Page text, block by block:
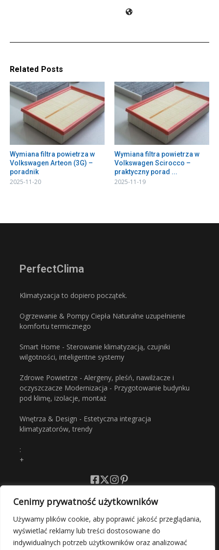
Cenimy prywatność użytkowników
Używamy plików cookie, aby poprawić jakość przeglądania,
wyświetlać reklamy lub treści dostosowane do
indywidualnych potrzeb użytkowników oraz analizować
Related Posts
Wymiana filtra powietrza w
Volkswagen Arteon (3G) –
poradnik
2025-11-20
Wymiana filtra powietrza w
Volkswagen Scirocco –
praktyczny porad ...
2025-11-19
PerfectClima
Klimatyzacja to dopiero początek.
Ogrzewanie & Pompy Ciepła Naturalne uzupełnienie
komfortu termicznego
Smart Home - Sterowanie klimatyzacją, czujniki
wilgotności, inteligentne systemy
Zdrowe Powietrze - Alergeny, pleśń, nawilżacze i
oczyszczacze Modernizacja - Przygotowanie budynku
pod klimę, izolacje, montaż
Wnętrza & Design - Estetyczna integracja
klimatyzatorów, trendy
:
+
Polityka Prywatności
Regulamin